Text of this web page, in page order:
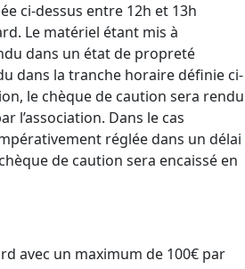
ci-dessus entre 12h et 13h
Le matériel étant mis à
dans un état de propreté
dans la tranche horaire définie ci-
le chèque de caution sera rendu
l’association. Dans le cas
réglée dans un délai
de caution sera encaissé en
avec un maximum de 100€ par